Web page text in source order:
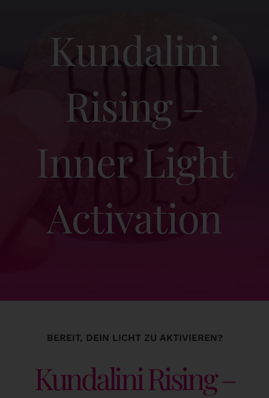
Einloggen
Kundalini
Rising –
Inner Light
Activation
BEREIT, DEIN LICHT ZU AKTIVIEREN?
Kundalini Rising –